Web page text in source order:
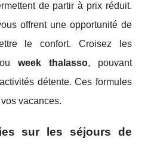
de partir à prix réduit.
offrent une opportunité de
le confort. Croisez les
week thalasso, pouvant
détente. Ces formules
vacances.
sur les séjours de